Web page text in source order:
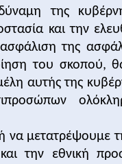
Ομιλίες, μτφρ. Σ.
Λιβάνη, Αθήνα
το σώμα για την
σε εφαρμογή. Η
συνεχίστηκε και
πολιτική
της
και την
της
του σκοπού,
αυτής της
να μετατρέψουμε
την εθνική